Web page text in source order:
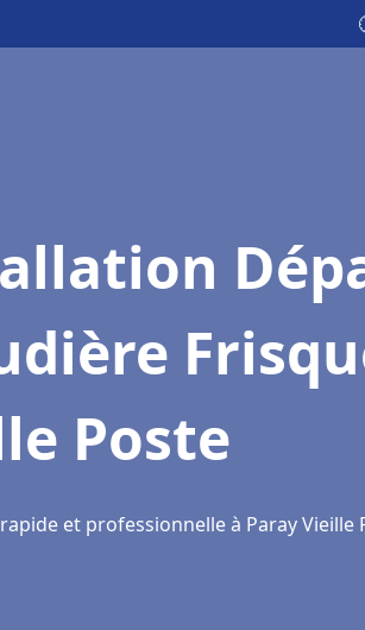
Poste
et professionnelle à Paray Vieille